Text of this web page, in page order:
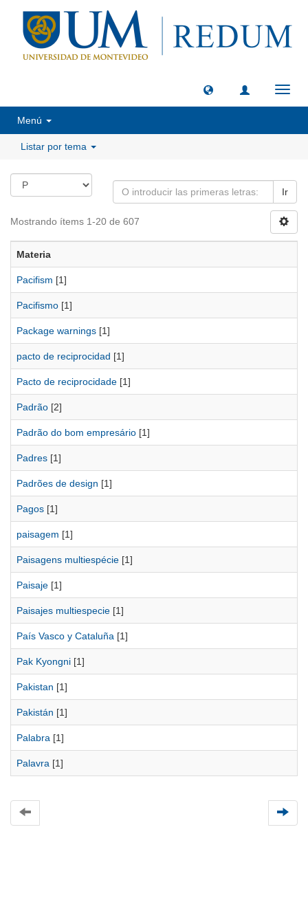
Menú
Listar por tema
Ir
Mostrando ítems 1-20 de 607
Materia
Pacifism [1]
Pacifismo [1]
Package warnings [1]
pacto de reciprocidad [1]
Pacto de reciprocidade [1]
Padrão [2]
Padrão do bom empresário [1]
Padres [1]
Padrões de design [1]
Pagos [1]
paisagem [1]
Paisagens multiespécie [1]
Paisaje [1]
Paisajes multiespecie [1]
País Vasco y Cataluña [1]
Pak Kyongni [1]
Pakistan [1]
Pakistán [1]
Palabra [1]
Palavra [1]